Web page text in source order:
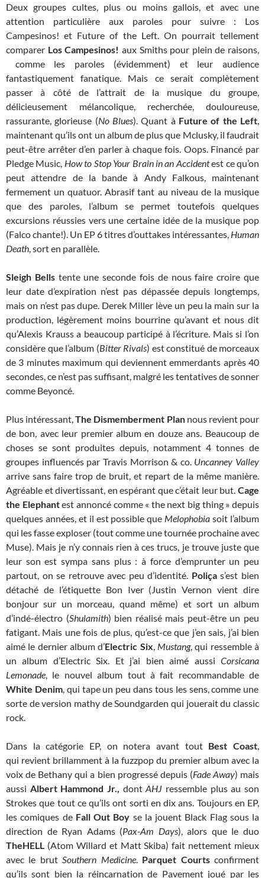
Deux groupes cultes, plus ou moins gallois, et avec une
attention particulière aux paroles pour suivre : Los
Campesinos! et Future of the Left. On pourrait tellement
comparer Los Campesinos! aux Smiths pour plein de raisons,
comme les paroles (évidemment) et leur audience
fantastiquement fanatique. Mais ce serait complètement
passer à côté de l’attrait de la musique du groupe,
délicieusement mélancolique, recherchée, douloureuse,
rassurante, glorieuse (No Blues). Quant à Future of the Left,
maintenant qu’ils ont un album de plus que Mclusky, il faudrait
peut-être arrêter d’en parler à chaque fois. Oops. Financé par
Pledge Music, How to Stop Your Brain in an Accidentest ce qu’on
peut attendre de la bande à Andy Falkous, maintenant
fermement un quatuor. Abrasif tant au niveau de la musique
que des paroles, l’album se permet toutefois quelques
excursions réussies vers une certaine idée de la musique pop
(Falco chante!). Un EP 6 titres d’outtakes intéressantes, Human
Death, sort en parallèle.
Sleigh Bellstente une seconde fois de nous faire croire que
leur date d’expiration n’est pas dépassée depuis longtemps,
mais on n’est pas dupe. Derek Miller lève un peu la main sur la
production, légèrement moins bourrine qu’avant et nous dit
qu’Alexis Krauss a beaucoup participé à l’écriture. Mais si l’on
considère que l’album (Bitter Rivals) est constitué de morceaux
de 3 minutes maximum qui deviennent emmerdants après 40
secondes, ce n’est pas suffisant, malgré les tentatives de sonner
comme Beyoncé.
Plus intéressant,The Dismemberment Plannous revient pour
de bon, avec leur premier album en douze ans. Beaucoup de
choses se sont produites depuis, notamment 4 tonnes de
groupes influencés par Travis Morrison & co. Uncanney Valley
arrive sans faire trop de bruit, et repart de la même manière.
Agréable et divertissant, en espérant que c’était leur but. Cage
the Elephantest annoncé comme « the next big thing » depuis
quelques années, et il est possible que Melophobia soit l’album
qui les fasse exploser (tout comme une tournée prochaine avec
Muse). Mais je n’y connais rien à ces trucs, je trouve juste que
leur son est sympa sans plus : à force d’emprunter un peu
partout, on se retrouve avec peu d’identité. Poliças’est bien
détaché de l’étiquette Bon Iver (Justin Vernon vient dire
bonjour sur un morceau, quand même) et sort un album
d’indé-électro (Shulamith) bien réalisé mais peut-être un peu
fatigant. Mais une fois de plus, qu’est-ce que j’en sais, j’ai bien
aimé le dernier album d’Electric Six, Mustang, qui ressemble à
un album d’Electric Six. Et j’ai bien aimé aussi Corsicana
Lemonade, le nouvel album tout à fait recommandable de
White Denim, qui tape un peu dans tous les sens, comme une
sorte de version mathy de Soundgarden qui jouerait du classic
rock.
Dans la catégorie EP, on notera avant tout Best Coast,
qui revient brillamment à la fuzzpop du premier album avec la
voix de Bethany qui a bien progressé depuis (Fade Away) mais
aussi Albert Hammond Jr., dontAHJ ressemble plus au son
Strokes que tout ce qu’ils ont sorti en dix ans. Toujours en EP,
les comiques de Fall Out Boy se la jouent Black Flag sous la
direction de Ryan Adams (Pax-Am Days), alors que le duo
TheHELL (Atom Willard et Matt Skiba) fait nettement mieux
avec le brutSouthern Medicine. Parquet Courtsconfirment
qu’ils sont bien la réincarnation de Pavement joué par les